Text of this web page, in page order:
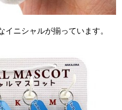
ニシャルが揃っています。